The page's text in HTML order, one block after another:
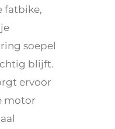
fatbike,
soepel
blijft.
ervoor
motor